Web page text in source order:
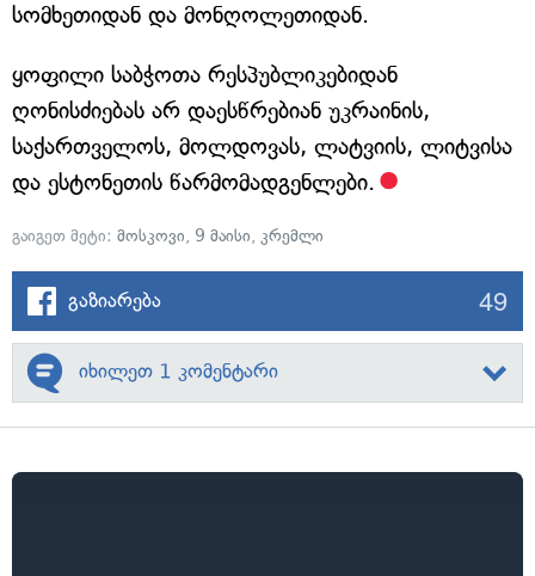
სომხეთიდან და მონღოლეთიდან.
ყოფილი საბჭოთა რესპუბლიკებიდან
ღონისძიებას არ დაესწრებიან უკრაინის,
საქართველოს, მოლდოვას, ლატვიის, ლიტვისა
და ესტონეთის წარმომადგენლები.
გაიგეთ მეტი: მოსკოვი, 9 მაისი, კრემლი
გაზიარება 49
იხილეთ 1 კომენტარი